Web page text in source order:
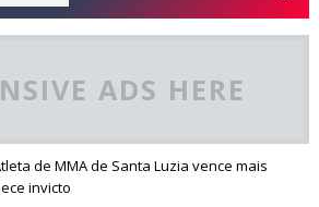
ADS HERE
de MMA de Santa Luzia vence mais
invicto